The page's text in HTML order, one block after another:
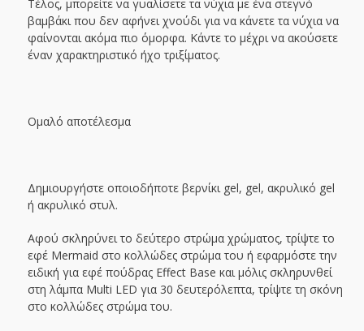
Τέλος, μπορείτε να γυαλίσετε τα νύχια με ένα στεγνό
βαμβάκι που δεν αφήνει χνούδι για να κάνετε τα νύχια να
φαίνονται ακόμα πιο όμορφα. Κάντε το μέχρι να ακούσετε
έναν χαρακτηριστικό ήχο τριξίματος.
Ομαλό αποτέλεσμα
Δημιουργήστε οποιοδήποτε βερνίκι gel, gel, ακρυλικό gel
ή ακρυλικό στυλ.
Αφού σκληρύνει το δεύτερο στρώμα χρώματος, τρίψτε το
εφέ Mermaid στο κολλώδες στρώμα του ή εφαρμόστε την
ειδική για εφέ πούδρας Effect Base και μόλις σκληρυνθεί
στη λάμπα Multi LED για 30 δευτερόλεπτα, τρίψτε τη σκόνη
στο κολλώδες στρώμα του.